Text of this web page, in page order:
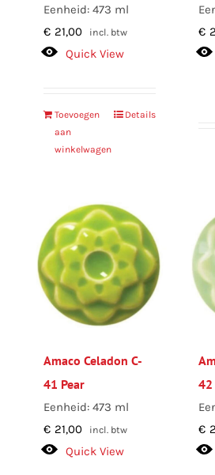
Eenheid: 473 ml
€ 21,00 incl. btw
Quick View
Toevoegen
aan
winkelwagen
Details
€
Amaco Celadon C-
41 Pear
Eenheid: 473 ml
€ 21,00 incl. btw
Quick View
42
€